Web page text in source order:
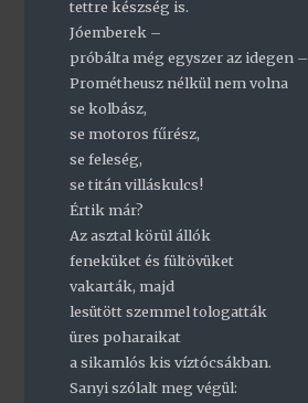
tettre készség is.
Jóemberek –
próbálta még egyszer az idegen –
Prométheusz nélkül nem volna
se kolbász,
se motoros fűrész,
se feleség,
se titán villáskulcs!
Értik már?
Az asztal körül állók
feneküket és fültövüket
vakarták, majd
lesütött szemmel tologatták
üres poharaikat
a sikamlós kis víztócsákban.
Sanyi szólalt meg végül: